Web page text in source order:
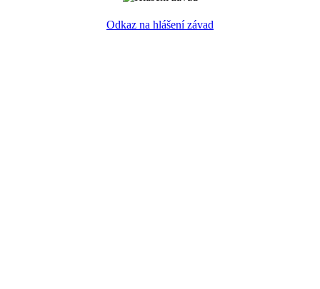
Odkaz na hlášení závad